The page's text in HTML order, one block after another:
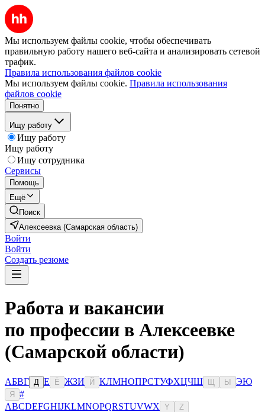
Мы используем файлы cookie, чтобы обеспечивать
правильную работу нашего веб-сайта и анализировать сетевой
трафик.
Правила использования файлов cookie
Мы используем файлы cookie. Правила использования
файлов cookie
Понятно
Ищу работу
Ищу работу
Ищу работу
Ищу сотрудника
Сервисы
Помощь
Ещё
Поиск
Алексеевка (Самарская область)
Войти
Войти
Создать резюме
Работа и вакансии
по профессии в Алексеевке
(Самарской области)
АБВГ Д Е Ё ЖЗИ Й КЛМНОПРСТУФХЦЧШ Ы ЭЮ
Я
#
ABCDEFGHIJKLMNOPQRSTUVWX Y Z